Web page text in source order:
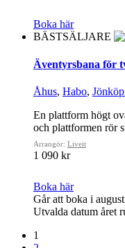
Boka här
BÄSTSÄLJARE
Äventyrsbana för
Åhus, Habo,
En plattform högt
och plattformen rör
Arrangör: Liveit
1 090 kr
Boka här
Går att boka i
Utvalda datum året
1